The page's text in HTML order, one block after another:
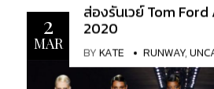
2
MAR
ส่องรันเวย์ Tom
2020
BYKATE RUNWAY,